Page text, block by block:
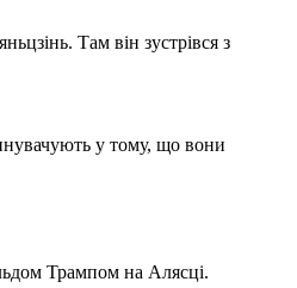
Там він зустрівся з
у тому, що вони
Трампом на Алясці.